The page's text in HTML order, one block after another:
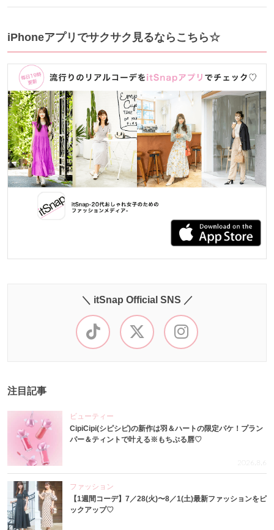
iPhoneアプリでサクサク見るならこちら☆
＼ itSnap Official SNS ／
注目記事
ビューティー
CipiCipi(シピシピ)の新作は羽＆ハートの限定パケ！プラン
パー＆ティントで叶える※もちぷる唇♡
2026.8.6
ファッション
【1週間コーデ】7／28(火)〜8／1(土)最新ファッションをピ
ックアップ♡